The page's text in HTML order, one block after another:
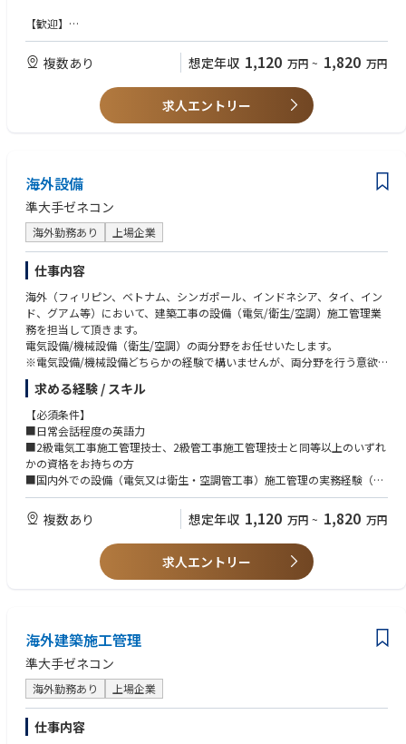
■業務内容：
・実行予算、見積もり、工事スケジュール等の書類作成
・施工図面作成、チェック、修正
・資材、職人の手配
・現場管理全般（工程管理、安全管理、品質管理、原価管理）
【施工実績】
・ダム建設
・RC構造物
・土地造成
・道路土工
・橋梁建設
・エネルギー関連
・水系環境施設 等
【歓迎】
■大規模土工事、ロックフィルダム工事経験者（CMED資格保有者など）
複数あり 想定年収 1,120 万円 ~ 1,820 万円
求人エントリー
海外設備
準大手ゼネコン
海外勤務あり 上場企業
仕事内容
海外（フィリピン、ベトナム、シンガポール、インドネシア、タイ、イン
ド、グアム等）において、建築工事の設備（電気/衛生/空調）施工管理業
務を担当して頂きます。
電気設備/機械設備（衛生/空調）の両分野をお任せいたします。
※電気設備/機械設備どちらかの経験で構いませんが、両分野を行う意欲
のある方を募集しております。
■業務内容：
・クライアント、施工業者とのネゴ/打合せ
・実行予算、見積もり、工事スケジュール等の書類作成
・施工図面作成、チェック、修正
・資材、職人の手配
・引き渡し
・ローカル施工管理者の指導 など
★駐在の詳細については面接内で詳細お話頂きます。海外でチャレンジ・
キャリアの幅を広げたい方のご応募お待ちしております。
求める経験 / スキル
【必須条件】
■日常会話程度の英語力
■2級電気工事施工管理技士、2級管工事施工管理技士と同等以上のいずれ
かの資格をお持ちの方
■国内外での設備（電気又は衛生・空調管工事）施工管理の実務経験（5
年以上）
【歓迎条件】
■海外での設備施工管理の実務経験のある方
複数あり 想定年収 1,120 万円 ~ 1,820 万円
求人エントリー
海外建築施工管理
準大手ゼネコン
海外勤務あり 上場企業
仕事内容